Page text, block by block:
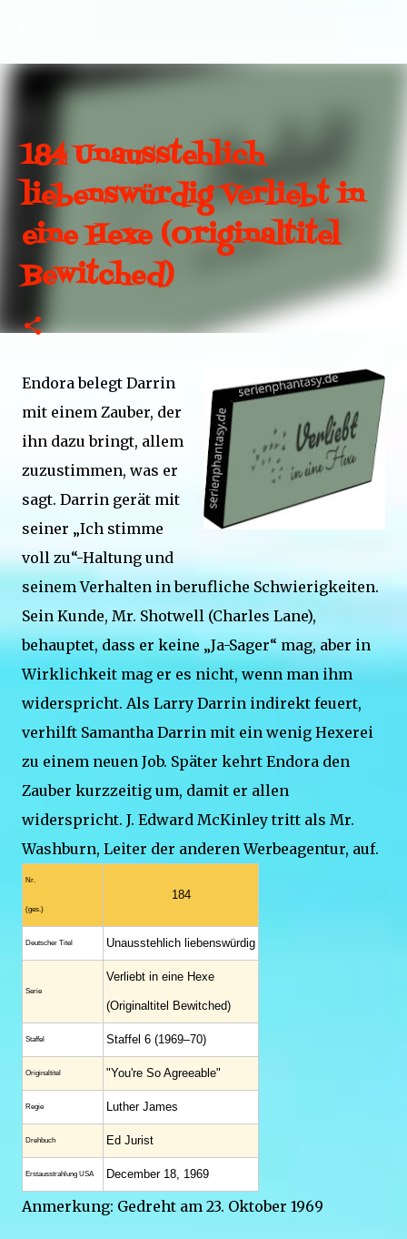
184 Unausstehlich
liebenswürdig Verliebt in
eine Hexe (Originaltitel
Bewitched)
Endora belegt Darrin
mit einem Zauber, der
ihn dazu bringt, allem
zuzustimmen, was er
sagt. Darrin gerät mit
seiner „Ich stimme
voll zu“-Haltung und
seinem Verhalten in berufliche Schwierigkeiten.
Sein Kunde, Mr. Shotwell (Charles Lane),
behauptet, dass er keine „Ja-Sager“ mag, aber in
Wirklichkeit mag er es nicht, wenn man ihm
widerspricht. Als Larry Darrin indirekt feuert,
verhilft Samantha Darrin mit ein wenig Hexerei
zu einem neuen Job. Später kehrt Endora den
Zauber kurzzeitig um, damit er allen
widerspricht. J. Edward McKinley tritt als Mr.
Washburn, Leiter der anderen Werbeagentur, auf.
Nr.
(ges.)
184
Deutscher Titel Unausstehlich liebenswürdig
Serie
Verliebt in eine Hexe
(Originaltitel Bewitched)
Staffel Staffel 6 (1969–70)
Original­titel "You're So Agreeable"
Regie Luther James
Drehbuch Ed Jurist
Erstaus­strahlung USA December 18, 1969
Anmerkung: Gedreht am 23. Oktober 1969